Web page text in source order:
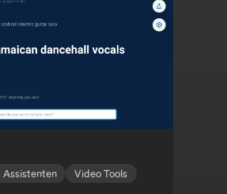
Assistenten Video Tools